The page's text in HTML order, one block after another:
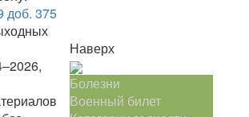
доб. 375
Наверх
Болезни
Военный билет